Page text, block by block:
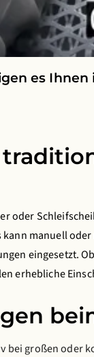
es Ihnen
oder
kann manuell
eingesetzt.
erhebliche
bei großen oder